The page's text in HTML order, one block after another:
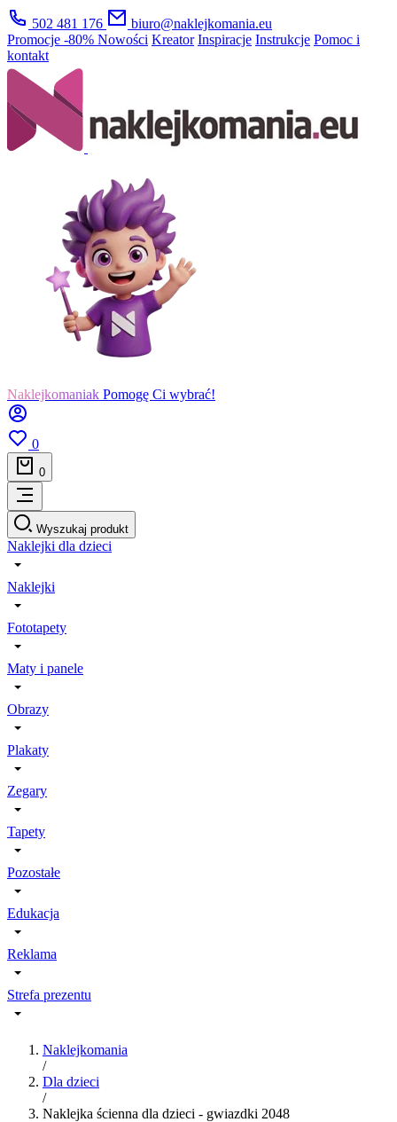
502 481 176
biuro@naklejkomania.eu
Promocje -80% Nowości Kreator Inspiracje Instrukcje Pomoc i
kontakt
Naklejkomaniak Pomogę Ci wybrać!
0
0
Wyszukaj produkt
Naklejki dla dzieci
Naklejki
Fototapety
Maty i panele
Obrazy
Plakaty
Zegary
Tapety
Pozostałe
Edukacja
Reklama
Strefa prezentu
Naklejkomania
/
Dla dzieci
/
Naklejka ścienna dla dzieci - gwiazdki 2048